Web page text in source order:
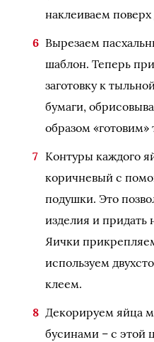
наклеиваем
Вырезаем
шаблон. Теперь
заготовку к
бумаги,
образом «готовим»
Контуры каждого
коричневый с
подушки. Это
изделия и придать
Яички
используем
клеем.
Декорируем яйца
бусинами – с